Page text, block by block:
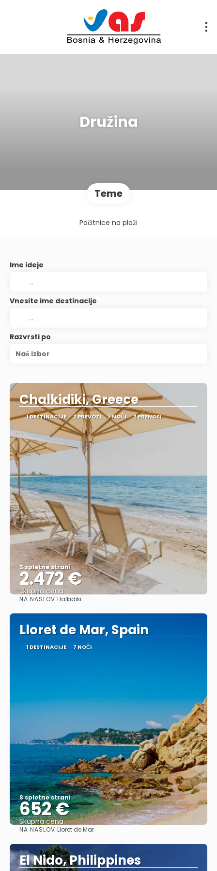
Družina
Teme
Počitnice na plaži
Ime ideje
Vnesite ime destinacije
Razvrsti po
Naš izbor
Chalkidiki, Greece
1 DESTINACIJE 2 PREVOZI 7 NOČI 2 PRENOSI
S spletne strani
2.472 €
Skupna cena
NA NASLOV:Halkidiki
Lloret de Mar, Spain
1 DESTINACIJE 7 NOČI
S spletne strani
652 €
Skupna cena
NA NASLOV:Lloret de Mar
El Nido, Philippines